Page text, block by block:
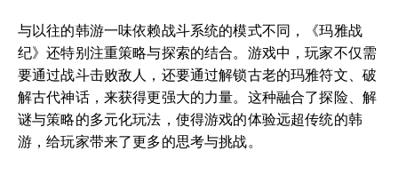
与以往的韩游一味依赖战斗系统的模式不同，《玛雅战
纪》还特别注重策略与探索的结合。游戏中，玩家不仅需
要通过战斗击败敌人，还要通过解锁古老的玛雅符文、破
解古代神话，来获得更强大的力量。这种融合了探险、解
谜与策略的多元化玩法，使得游戏的体验远超传统的韩
游，给玩家带来了更多的思考与挑战。